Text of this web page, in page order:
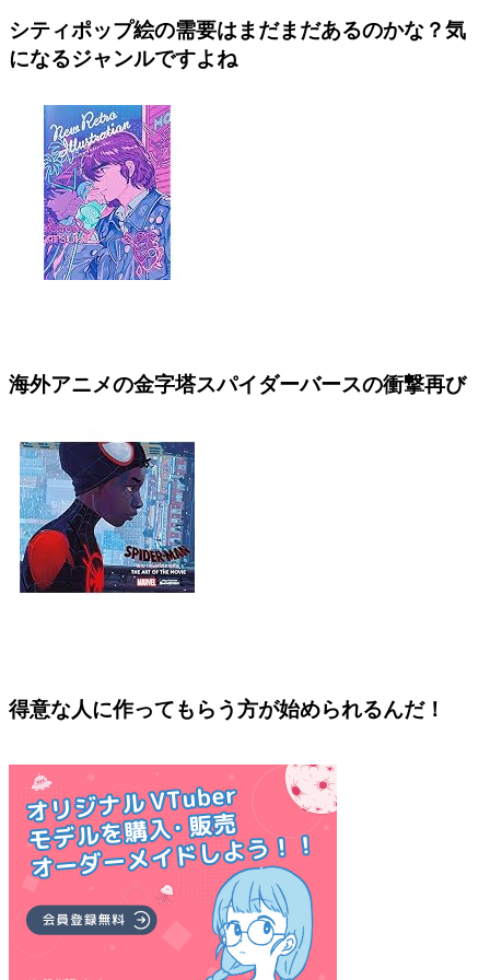
シティポップ絵の需要はまだまだあるのかな？気
になるジャンルですよね
海外アニメの金字塔スパイダーバースの衝撃再び
得意な人に作ってもらう方が始められるんだ！